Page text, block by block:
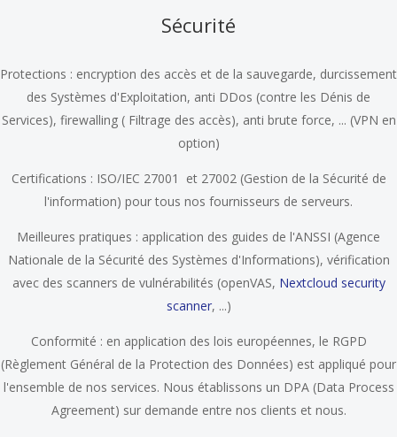
Sécurité
Protections : encryption des accès et de la sauvegarde, durcissement
des Systèmes d'Exploitation, anti DDos (contre les Dénis de
Services), firewalling ( Filtrage des accès), anti brute force, ... (VPN en
option)
Certifications : ISO/IEC 27001 et 27002 (Gestion de la Sécurité de
l'information) pour tous nos fournisseurs de serveurs.
Meilleures pratiques : application des guides de l'ANSSI (Agence
Nationale de la Sécurité des Systèmes d'Informations), vérification
avec des scanners de vulnérabilités (openVAS, Nextcloud security
scanner, ...)
Conformité : en application des lois européennes, le RGPD
(Règlement Général de la Protection des Données) est appliqué pour
l'ensemble de nos services. Nous établissons un DPA (Data Process
Agreement) sur demande entre nos clients et nous.